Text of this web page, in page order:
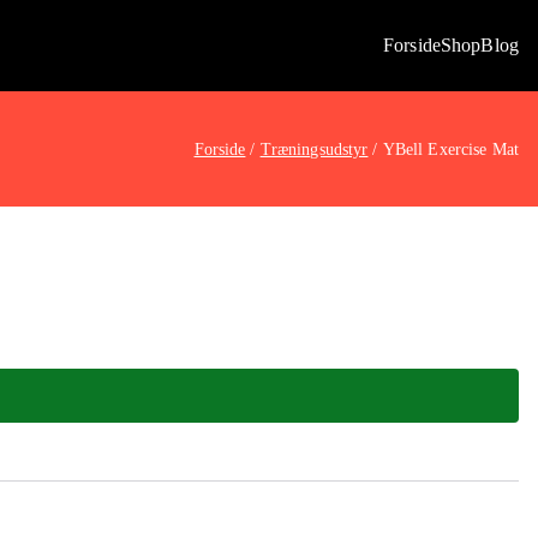
ForsideShopBlog
Forside Træningsudstyr YBell Exercise Mat